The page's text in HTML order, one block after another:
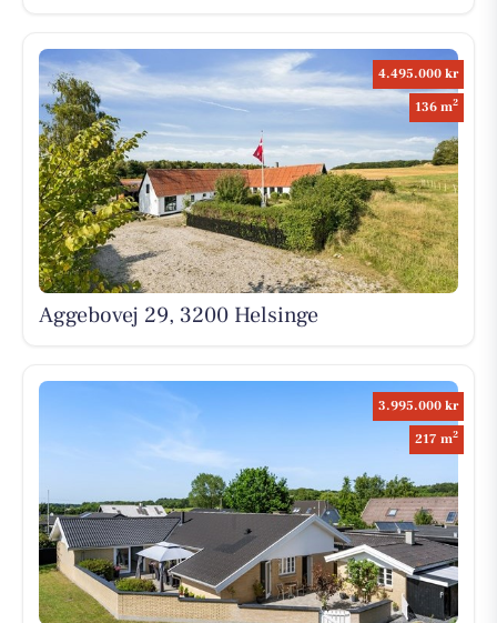
4.495.000 kr
136 m2
Aggebovej 29, 3200 Helsinge
3.995.000 kr
217 m2